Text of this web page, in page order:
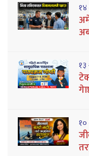
१४
१३